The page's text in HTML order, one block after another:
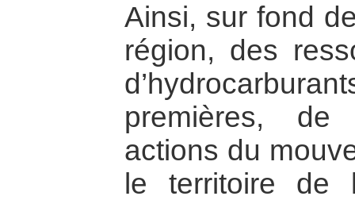
Ainsi, sur fond
région, des
premières, de
actions du
le territoire de